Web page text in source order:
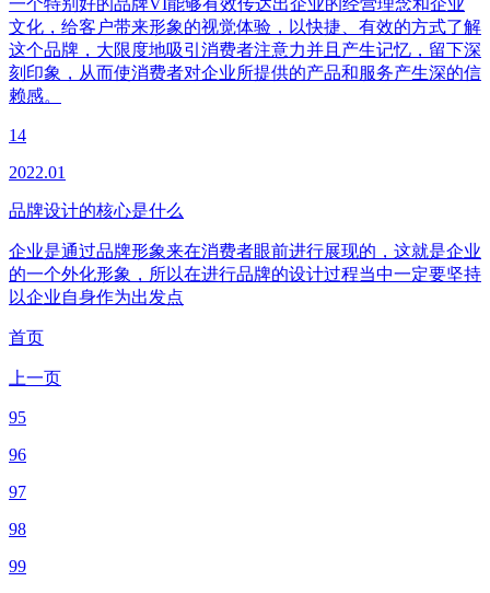
文化，给客户带来形象的视觉体验，以快捷、有效的方式了解
这个品牌，大限度地吸引消费者注意力并且产生记忆，留下深
刻印象，从而使消费者对企业所提供的产品和服务产生深的信
赖感。
14
2022.01
品牌设计的核心是什么
企业是通过品牌形象来在消费者眼前进行展现的，这就是企业
的一个外化形象，所以在进行品牌的设计过程当中一定要坚持
以企业自身作为出发点
首页
上一页
95
96
97
98
99